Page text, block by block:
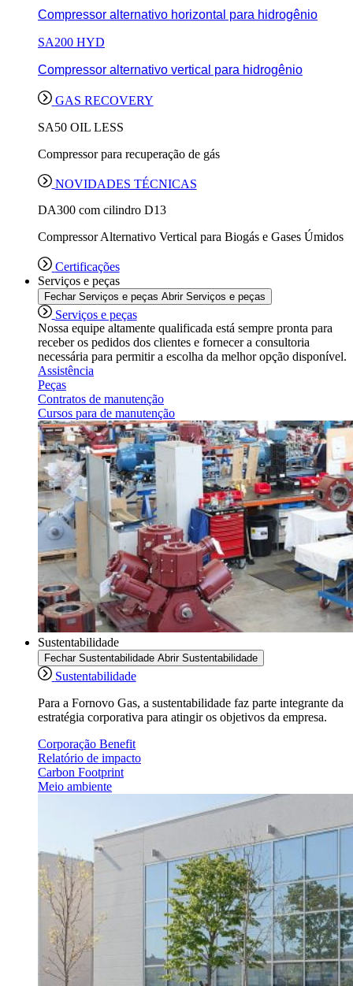
Compressor alternativo horizontal para hidrogênio
SA200 HYD
Compressor alternativo vertical para hidrogênio
GAS RECOVERY
SA50 OIL LESS
Compressor para recuperação de gás
NOVIDADES TÉCNICAS
DA300 com cilindro D13
Compressor Alternativo Vertical para Biogás e Gases Úmidos
Certificações
Serviços e peças
Fechar Serviços e peças Abrir Serviços e peças
Serviços e peças
Nossa equipe altamente qualificada está sempre pronta para
receber os pedidos dos clientes e fornecer a consultoria
necessária para permitir a escolha da melhor opção disponível.
Assistência
Peças
Contratos de manutenção
Cursos para de manutenção
Sustentabilidade
Fechar Sustentabilidade Abrir Sustentabilidade
Sustentabilidade
Para a Fornovo Gas, a sustentabilidade faz parte integrante da
estratégia corporativa para atingir os objetivos da empresa.
Corporação Benefit
Relatório de impacto
Carbon Footprint
Meio ambiente